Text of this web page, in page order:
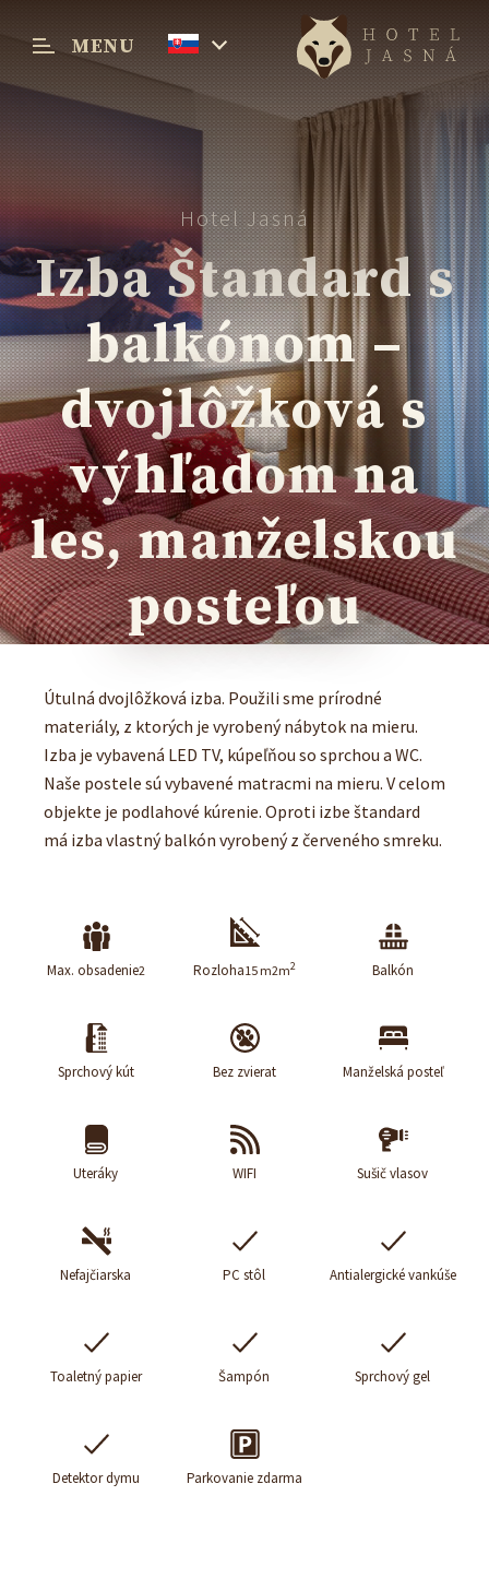
MENU
Menu
Hotel Jasná
Izba Štandard s
balkónom –
dvojlôžková s
výhľadom na
les, manželskou
posteľou
Útulná dvojlôžková izba. Použili sme prírodné
materiály, z ktorých je vyrobený nábytok na mieru.
Izba je vybavená LED TV, kúpeľňou so sprchou a WC.
Naše postele sú vybavené matracmi na mieru. V celom
objekte je podlahové kúrenie. Oproti izbe štandard
má izba vlastný balkón vyrobený z červeného smreku.
Max. obsadenie2 Rozloha15 m2m2 Balkón
Sprchový kút Bez zvierat Manželská posteľ
Uteráky WIFI Sušič vlasov
Nefajčiarska PC stôl Antialergické vankúše
Toaletný papier Šampón Sprchový gel
Detektor dymu Parkovanie zdarma